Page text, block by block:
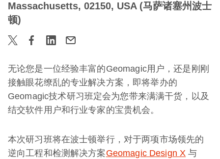
Massachusetts, 02150, USA (马萨诸塞州波士
顿)
无论您是一位经验丰富的Geomagic用户，还是刚刚
接触眼花缭乱的专业解决方案，即将举办的
Geomagic技术研习班定会为您带来满满干货，以及
结交软件用户和行业专家的宝贵机会。
本次研习班将在波士顿举行，对于两项市场领先的
逆向工程和检测解决方案Geomagic Design X 与